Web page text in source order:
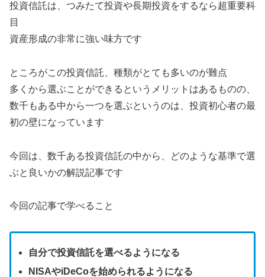
投資信託は、つみたて投資や長期投資をするなら超重要科
目
資産形成の非常に強い味方です
ところがこの投資信託、種類がとても多いのが難点
多くから選ぶことができるというメリットはあるものの、
数千もある中から一つを選ぶというのは、投資初心者の最
初の壁になっています
今回は、数千ある投資信託の中から、どのような基準で選
ぶと良いかの解説記事です
今回の記事で学べること
自分で投資信託を選べるようになる
NISAやiDeCoを始められるようになる